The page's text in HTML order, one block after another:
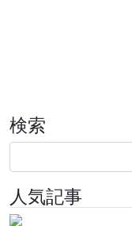
検索
人気記事